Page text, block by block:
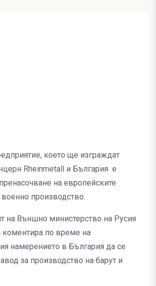
което ще изграждат
Rheinmetall и България е
на европейските
производство.
на Външно министерство на Русия
коментира по време на
намерението в България да се
за производство на барут и